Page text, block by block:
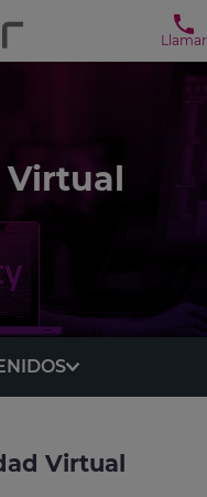
Llamar
Virtual
Virtual